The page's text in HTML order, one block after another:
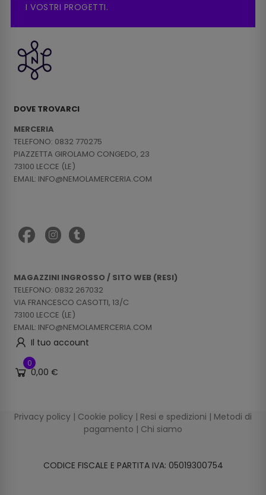
I VOSTRI PROGETTI.
DOVE TROVARCI
MERCERIA
TELEFONO: 0832 770275
PIAZZETTA GIROLAMO CONGEDO, 23
73100 LECCE (LE)
EMAIL: INFO@NEMOLAMERCERIA.COM
MAGAZZINI INGROSSO / SITO WEB (RESI)
TELEFONO: 0832 267032
VIA FRANCESCO CASOTTI, 13/C
73100 LECCE (LE)
EMAIL: INFO@NEMOLAMERCERIA.COM
Il tuo account
0
0,00 €
Privacy policy | Cookie policy | Resi e spedizioni | Metodi di
pagamento | Chi siamo
CODICE FISCALE E PARTITA IVA: 05019300754